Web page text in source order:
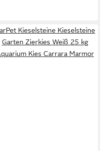
Kieselsteine Kieselsteine
Garten Zierkies Weiß 25 kg
Kies Carrara Marmor